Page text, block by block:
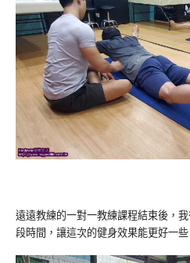
遠遠教練的一對一教練課程結束後，
段時間，讓這次的健身效果能更好一些